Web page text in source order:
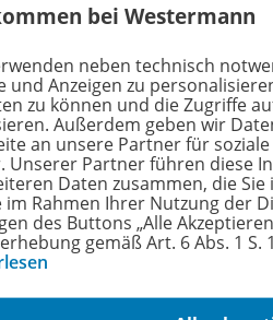
am
Materialien zu
Chemie heute SI
bei Westermann
neben technisch
und Anzeigen zu
zu können und die Zugriffe
Außerdem geben wir
an unsere Partner für
Unserer Partner führen diese
Daten zusammen, die
im Rahmen Ihrer Nutzung der
des Buttons „Alle
gemäß Art. 6 Abs. 1 S.